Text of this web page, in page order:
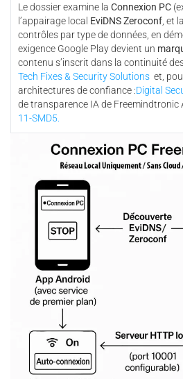
Le dossier examine la Connexion PC
l’appairage local EviDNS Zeroconf, et
contrôles par type de données, en
exigence Google Play devient un
contenu s’inscrit dans la continuité
Tech Fixes & Security Solutions et,
architectures de confiance :Digital
de transparence IA de Freemindtronic
11-SMD5.